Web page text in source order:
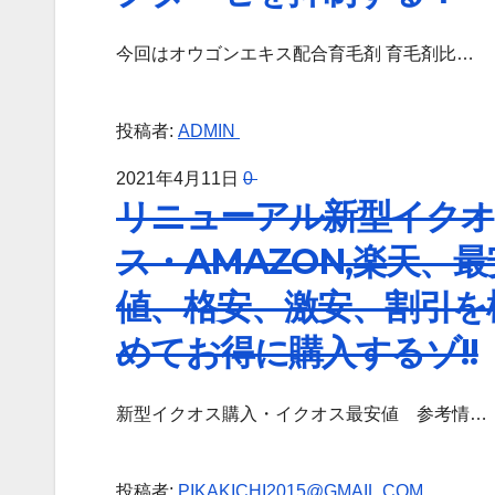
今回はオウゴンエキス配合育毛剤 育毛剤比…
投稿者: ADMIN
2021年4月11日 0
リニューアル新型イクオ
ス・AMAZON,楽天、最
値、格安、激安、割引を
めてお得に購入するゾ!!
新型イクオス購入・イクオス最安値 参考情…
投稿者: PIKAKICHI2015@GMAIL.COM